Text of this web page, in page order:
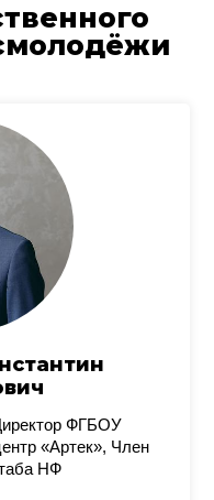
ФГБОУ
«Артек», Член
НФ